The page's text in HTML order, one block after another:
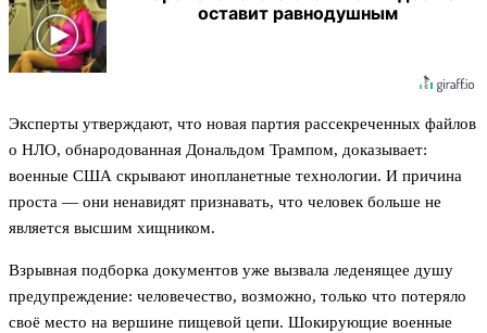
оставит равнодушным
Эксперты утверждают, что новая партия рассекреченных файлов
о НЛО, обнародованная Дональдом Трампом, доказывает:
военные США скрывают инопланетные технологии. И причина
проста — они ненавидят признавать, что человек больше не
является высшим хищником.
Взрывная подборка документов уже вызвала леденящее душу
предупреждение: человечество, возможно, только что потеряло
своё место на вершине пищевой цепи. Шокирующие военные